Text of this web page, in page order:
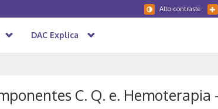
Alto-contraste
DAC Explica
C. Q. e. Hemoterapia